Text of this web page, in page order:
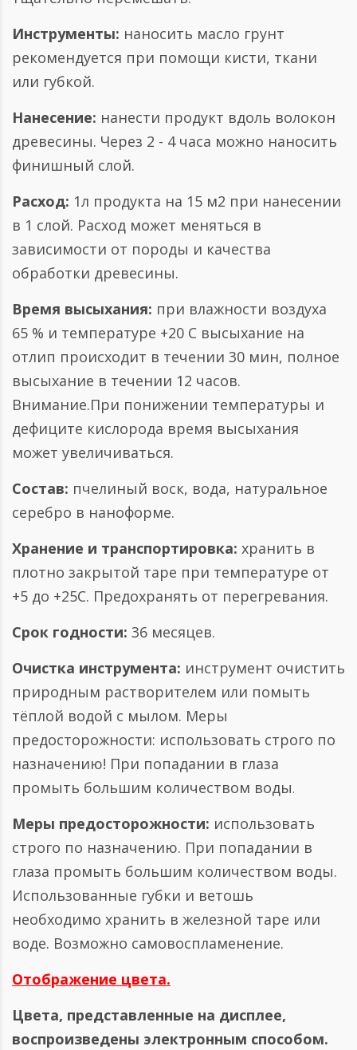
Инструменты: наносить масло грунт
рекомендуется при помощи кисти, ткани
или губкой.
Нанесение: нанести продукт вдоль волокон
древесины. Через 2 - 4 часа можно наносить
финишный слой.
Расход: 1л продукта на 15 м2 при нанесении
в 1 слой. Расход может меняться в
зависимости от породы и качества
обработки древесины.
Время высыхания: при влажности воздуха
65 % и температуре +20 С высыхание на
отлип происходит в течении 30 мин, полное
высыхание в течении 12 часов.
Внимание.При понижении температуры и
дефиците кислорода время высыхания
может увеличиваться.
Состав: пчелиный воск, вода, натуральное
серебро в наноформе.
Хранение и транспортировка: хранить в
плотно закрытой таре при температуре от
+5 до +25С. Предохранять от перегревания.
Срок годности: 36 месяцев.
Очистка инструмента: инструмент очистить
природным растворителем или помыть
тёплой водой с мылом. Меры
предосторожности: использовать строго по
назначению! При попадании в глаза
промыть большим количеством воды.
Меры предосторожности: использовать
строго по назначению. При попадании в
глаза промыть большим количеством воды.
Использованные губки и ветошь
необходимо хранить в железной таре или
воде. Возможно самовоспламенение.
Отображение цвета.
Цвета, представленные на дисплее,
воспроизведены электронным способом.